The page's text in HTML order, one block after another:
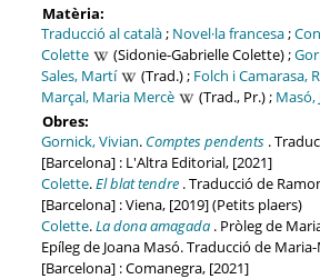
Matèria:
Traducció al català; Novel·la francesa;
Colette
(Sidonie-Gabrielle Colette) ;
Sales, Martí
(Trad.) ; Folch i Camarasa,
Marçal, Maria Mercè
(Trad., Pr.) ; Masó,
Obres:
Gornick, Vivian. Comptes pendents.
[Barcelona] : L'Altra Editorial, [2021]
Colette.El blat tendre. Traducció de
[Barcelona] : Viena, [2019] (Petits plaers)
Colette.La dona amagada. Pròleg de
Epíleg de Joana Masó. Traducció de
[Barcelona] : Comanegra, [2021]